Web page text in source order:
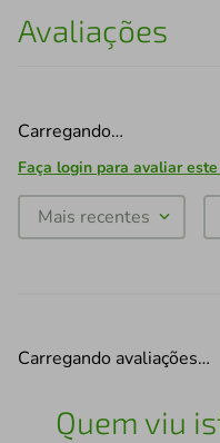
Avaliações
Carregando…
Faça login para avaliar
Mais recentes
Carregando avaliações…
Quem viu